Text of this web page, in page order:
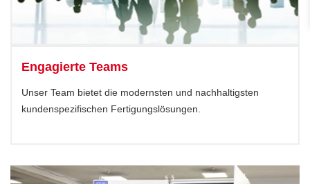
Engagierte Teams
Unser Team bietet die modernsten und nachhaltigsten
kundenspezifischen Fertigungslösungen.